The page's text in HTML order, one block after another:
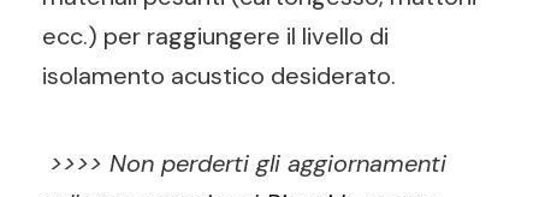
ecc.) per raggiungere il livello di
isolamento acustico desiderato.
>>>> Non perderti gli aggiornamenti